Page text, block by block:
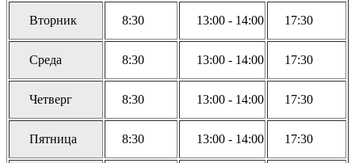
Вторник 8:30 13:00 - 14:00 17:30
Среда 8:30 13:00 - 14:00 17:30
Четверг 8:30 13:00 - 14:00 17:30
Пятница 8:30 13:00 - 14:00 17:30